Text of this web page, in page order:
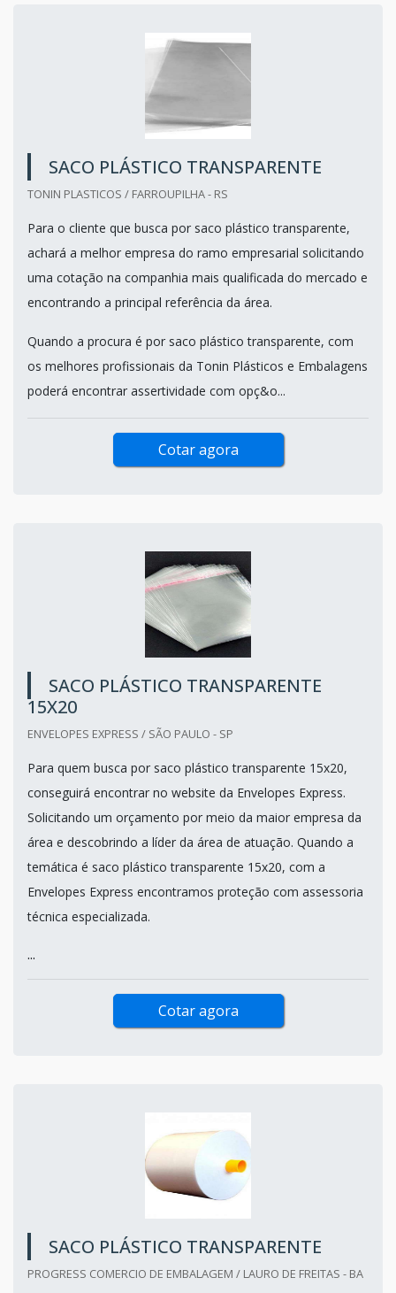
SACO PLÁSTICO TRANSPARENTE
TONIN PLASTICOS / FARROUPILHA - RS
Para o cliente que busca por saco plástico transparente,
achará a melhor empresa do ramo empresarial solicitando
uma cotação na companhia mais qualificada do mercado e
encontrando a principal referência da área.
Quando a procura é por saco plástico transparente, com
os melhores profissionais da Tonin Plásticos e Embalagens
poderá encontrar assertividade com opç&o...
Cotar agora
SACO PLÁSTICO TRANSPARENTE
15X20
ENVELOPES EXPRESS / SÃO PAULO - SP
Para quem busca por saco plástico transparente 15x20,
conseguirá encontrar no website da Envelopes Express.
Solicitando um orçamento por meio da maior empresa da
área e descobrindo a líder da área de atuação. Quando a
temática é saco plástico transparente 15x20, com a
Envelopes Express encontramos proteção com assessoria
técnica especializada.
...
Cotar agora
SACO PLÁSTICO TRANSPARENTE
PROGRESS COMERCIO DE EMBALAGEM / LAURO DE FREITAS - BA